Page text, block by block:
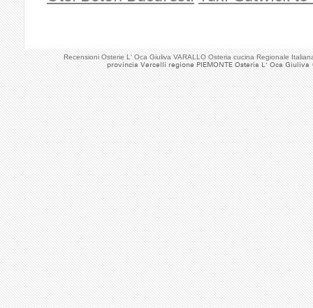
Recensioni Osterie L' Oca Giuliva VARALLO Osteria cucina Regionale
provincia Vercelli regione PIEMONTE Osteria L' Oca Giuliva